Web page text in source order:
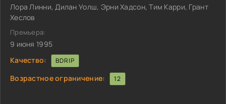
Лора Линни, Дилан Уолш, Эрни Хадсон, Тим Карри, Грант
Хеслов
Премьера:
9 июня 1995
Качество:
BDRIP
Возрастное ограничение: 12